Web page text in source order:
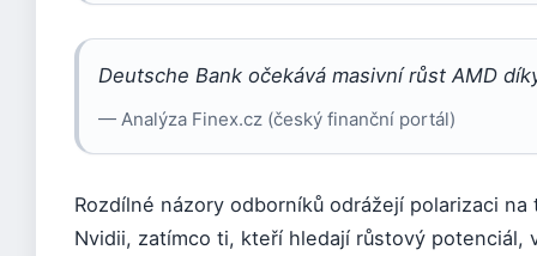
Deutsche Bank očekává masivní růst AMD
— Analýza Finex.cz (český finanční portál)
Rozdílné názory odborníků odrážejí polarizaci
Nvidii, zatímco ti, kteří hledají růstový potenciál,